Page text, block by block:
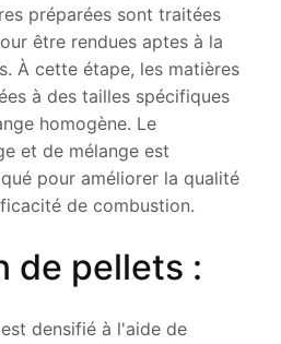
préparées sont traitées
être rendues aptes à la
À cette étape, les matières
à des tailles spécifiques
homogène. Le
et de mélange est
pour améliorer la qualité
de combustion.
de pellets :
densifié à l'aide de